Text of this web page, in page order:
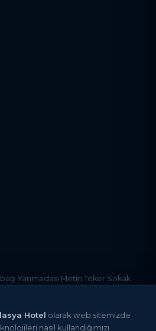
Yarımadası Metin Toker Sokak
Hotel olarak web sitemizde
nasıl kullandığımızı